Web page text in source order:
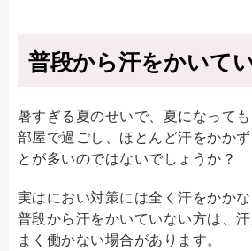
普段から汗をかいて
暑すぎる夏のせいで、夏になって
部屋で過ごし、ほとんど汗をかか
とが多いのではないでしょうか？
実はにおい対策には全く汗をかかな
普段から汗をかいていない方は、
まく働かない場合があります。